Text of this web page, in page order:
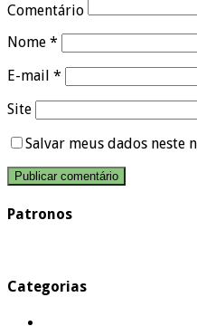
Comentário
Nome *
E-mail *
Site
Salvar meus dados neste
Patronos
Categorias